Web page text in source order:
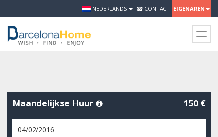
NEDERLANDS ☎ CONTACT EIGENAREN
Maandelijkse Huur 150 €